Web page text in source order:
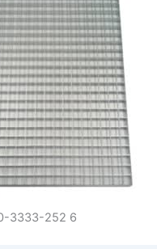
3333-252 6